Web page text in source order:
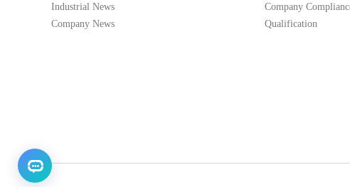
Industrial News
Company News
Company
Qualification